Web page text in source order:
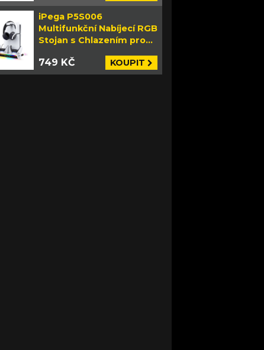
iPega P5S006
Multifunkční Nabíjecí RGB
Stojan s Chlazením pro
749 KČ KOUPIT